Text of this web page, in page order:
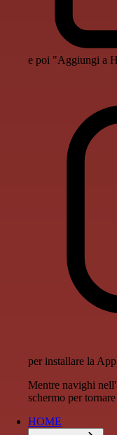
e poi "Aggiungi a
per installare la
Mentre navighi
schermo per
HOME